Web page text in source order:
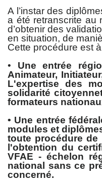
A l’instar des
a été retranscrite au
d’obtenir des
en situation, de
Cette procédure est
• Une entrée
Animateur,
L'expertise des
solidarité
formateurs
• Une entrée
modules et
toute procédure de
l'obtention du
VFAE - échelon
national sans ce
concerné.